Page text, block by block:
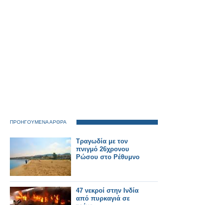
ΠΡΟΗΓΟΥΜΕΝΑ ΑΡΘΡΑ
Τραγωδία με τον
πνιγμό 26χρονου
Ρώσου στο Ρέθυμνο
47 νεκροί στην Ινδία
από πυρκαγιά σε